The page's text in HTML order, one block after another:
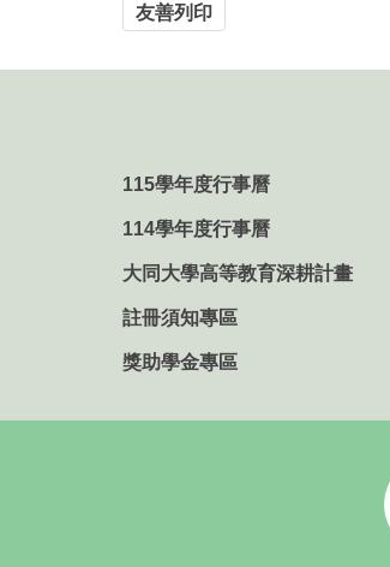
友善列印
115學年度行事曆
114學年度行事曆
大同大學高等教育深耕計畫
註冊須知專區
獎助學金專區